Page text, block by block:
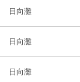
日向灘
日向灘
日向灘